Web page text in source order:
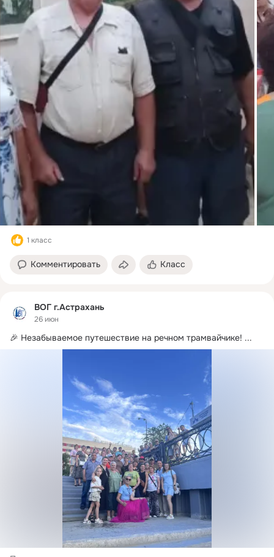
1 класс
Комментировать Класс
ВОГ г.Астрахань
26 июн
🎉 Незабываемое путешествие на речном трамвайчике! ...